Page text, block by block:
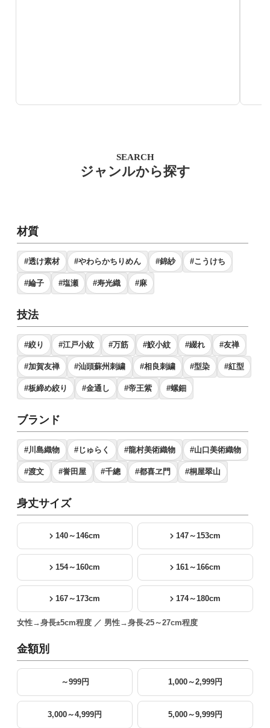
SEARCH
ジャンルから探す
材質
#透け素材 #やわらかちりめん #錦紗 #こうけち
#綸子 #塩瀬 #寿光織 #麻
技法
#絞り #江戸小紋 #万筋 #鮫小紋 #綴れ #友禅
#加賀友禅 #汕頭蘇州刺繍 #相良刺繍 #型染 #紅型
#板締め絞り #金通し #帝王紫 #螺鈿
ブランド
#川島織物 #じゅらく #龍村美術織物 #山口美術織物
#渡文 #誉田屋 #千總 #都喜ヱ門 #桐屋翠山
身丈サイズ
140～146cm 147～153cm
154～160cm 161～166cm
167～173cm 174～180cm
女性→身長±5cm程度 ／ 男性→身長-25～27cm程度
金額別
～999円 1,000～2,999円
3,000～4,999円 5,000～9,999円